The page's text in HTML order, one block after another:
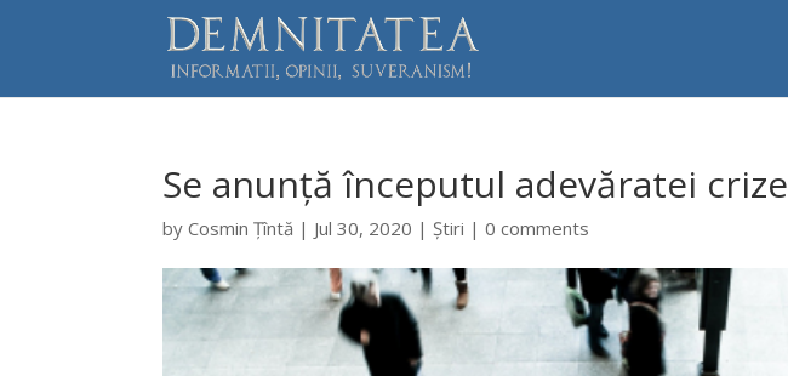
Se anunță începutul adevăratei crize
byCosmin Țîntă | Jul 30, 2020 |Știri |0 comments